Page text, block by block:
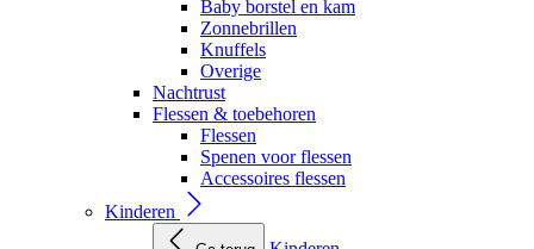
Baby borstel en kam
Zonnebrillen
Knuffels
Overige
Nachtrust
Flessen & toebehoren
Flessen
Spenen voor flessen
Accessoires flessen
Kinderen